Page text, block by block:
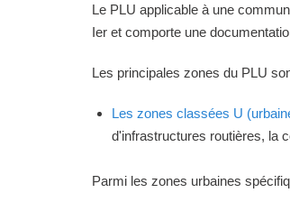
Le PLU applicable à une
Ier et comporte une
Les principales zones du PLU
Les zones classées U
d'infrastructures routières, la
Parmi les zones urbaines